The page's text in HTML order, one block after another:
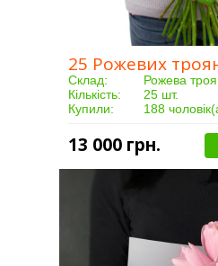
25 Рожевих
Склад:
Рожева
Кількість:
25 шт.
Купили:
188
13 000 грн.